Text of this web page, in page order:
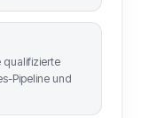
qualifizierte
Pipeline und